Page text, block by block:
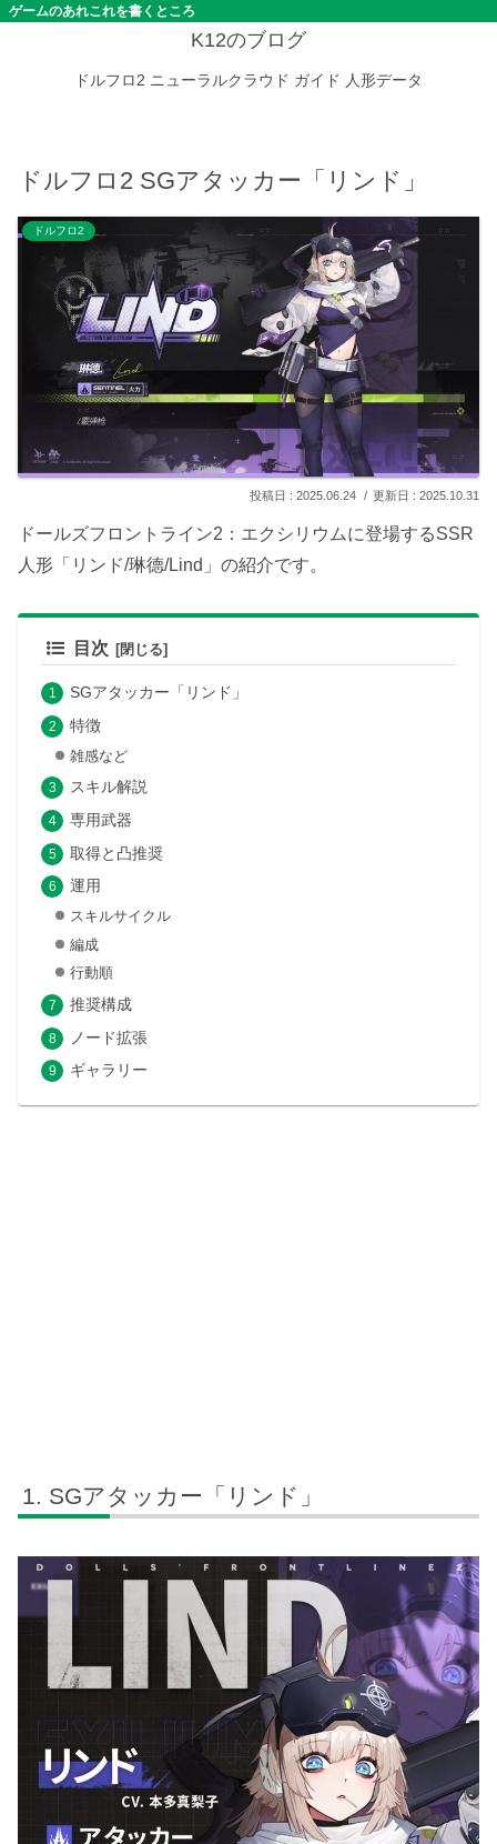
ゲームのあれこれを書くところ
K12のブログ
ドルフロ2 ニューラルクラウド ガイド 人形データ
ドルフロ2 SGアタッカー「リンド」
ドルフロ2
2025.06.24 2025.10.31
ドールズフロントライン2：エクシリウムに登場するSSR
人形「リンド/琳德/Lind」の紹介です。
目次
SGアタッカー「リンド」
特徴
雑感など
スキル解説
専用武器
取得と凸推奨
運用
スキルサイクル
編成
行動順
推奨構成
ノード拡張
ギャラリー
SGアタッカー「リンド」